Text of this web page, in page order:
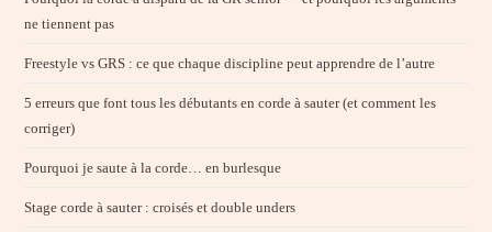
ne tiennent pas
Freestyle vs GRS : ce que chaque discipline peut apprendre de l’autre
5 erreurs que font tous les débutants en corde à sauter (et comment les
corriger)
Pourquoi je saute à la corde… en burlesque
Stage corde à sauter : croisés et double unders